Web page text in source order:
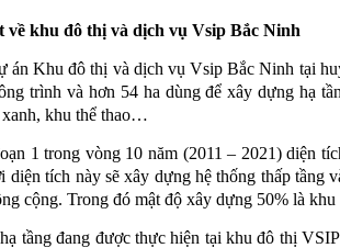
khu đô thị và dịch vụ Vsip Bắc Ninh
án Khu đô thị và dịch vụ Vsip Bắc Ninh tại
trình và hơn 54 ha dùng để xây dựng hạ
khu thể thao…
1 trong vòng 10 năm (2011 – 2021) diện
tích này sẽ xây dựng hệ thống thấp tầng
cộng. Trong đó mật độ xây dựng 50% là
tầng đang được thực hiện tại khu đô thị